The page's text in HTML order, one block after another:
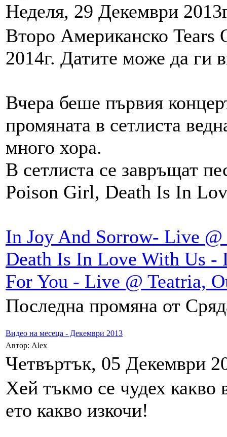
Неделя, 29 Декември
Второ Американско Tears
2014г. Датите може да ги
Вчера беше първия
промяната в сетлиста
много хора.
В сетлиста се завръщат
Poison Girl, Death Is In
In Joy And Sorrow- Live
Death Is In Love With Us -
For You - Live @ Teatria,
Последна промяна от
Видео на месеца - Декември 2013
Автор: Alex
Четвъртък, 05 Декември
Хей тъкмо се чудех какво
ето какво изкочи!